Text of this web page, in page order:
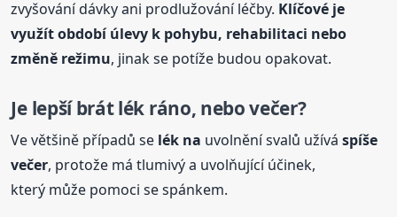
zvyšování dávky ani prodlužování léčby. Klíčové je
využít období úlevy k pohybu, rehabilitaci nebo
změně režimu, jinak se potíže budou opakovat.
Je lepší brát lék ráno, nebo večer?
Ve většině případů se lék na uvolnění svalů užíváspíše
večer, protože má tlumivý a uvolňující účinek,
který může pomoci se spánkem.